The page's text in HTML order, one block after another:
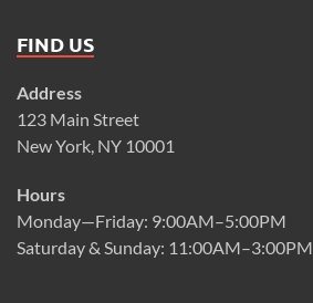
FIND US
Address
123 Main Street
New York, NY 10001
Hours
Monday—Friday: 9:00AM–5:00PM
Saturday & Sunday: 11:00AM–3:00PM